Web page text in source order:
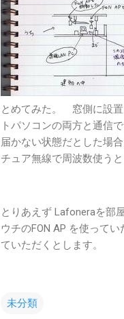
とめてみた。 窓側に設置
トパソコンの両方と通信
届かない状態だとした場
チュア無線で周波数使う
とりあえず Lafoneraを部
ウチのFON AP を使って
ていただくとします。
未分類